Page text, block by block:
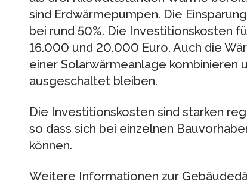
sind Erdwärmepumpen. Die
bei rund 50%. Die Investitionskosten
16.000 und 20.000 Euro. Auch die
einer Solarwärmeanlage kombinieren
ausgeschaltet bleiben.
Die Investitionskosten sind starken
so dass sich bei einzelnen
können.
Weitere Informationen zur